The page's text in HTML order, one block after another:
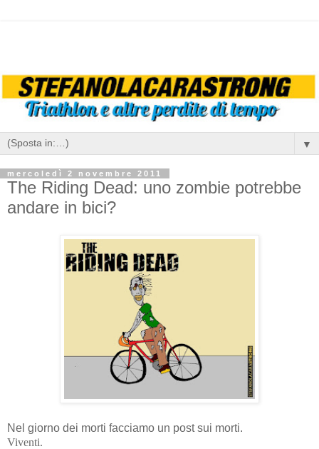
▼
mercoledì 2 novembre 2011
The Riding Dead: uno zombie potrebbe
andare in bici?
Nel giorno dei morti facciamo un post sui morti.
Viventi.